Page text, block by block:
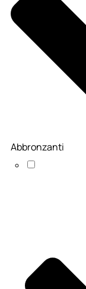
Abbronzanti